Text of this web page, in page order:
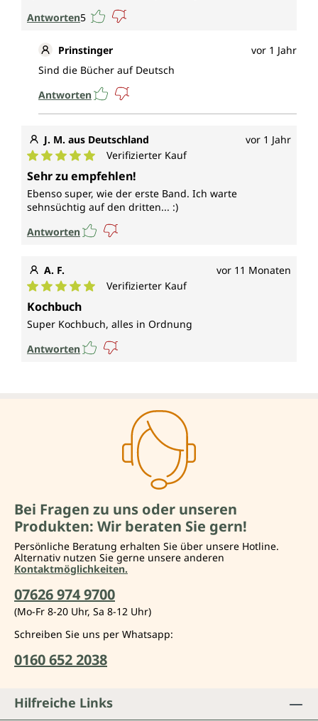
Antworten5
Prinstinger
vor 1 Jahr
Sind die Bücher auf Deutsch
Antworten
J. M. aus Deutschland vor 1 Jahr
Durchschnittliche Bewertung von 5 von 5 Sternen
Verifizierter Kauf
Sehr zu empfehlen!
Ebenso super, wie der erste Band. Ich warte
sehnsüchtig auf den dritten... :)
Antworten
A. F. vor 11 Monaten
Durchschnittliche Bewertung von 5 von 5 Sternen
Verifizierter Kauf
Kochbuch
Super Kochbuch, alles in Ordnung
Antworten
Bei Fragen zu uns oder unseren
Produkten: Wir beraten Sie gern!
Persönliche Beratung erhalten Sie über unsere Hotline.
Alternativ nutzen Sie gerne unsere anderen
Kontaktmöglichkeiten.
07626 974 9700
(Mo-Fr 8-20 Uhr, Sa 8-12 Uhr)
Schreiben Sie uns per Whatsapp:
0160 652 2038
Hilfreiche Links